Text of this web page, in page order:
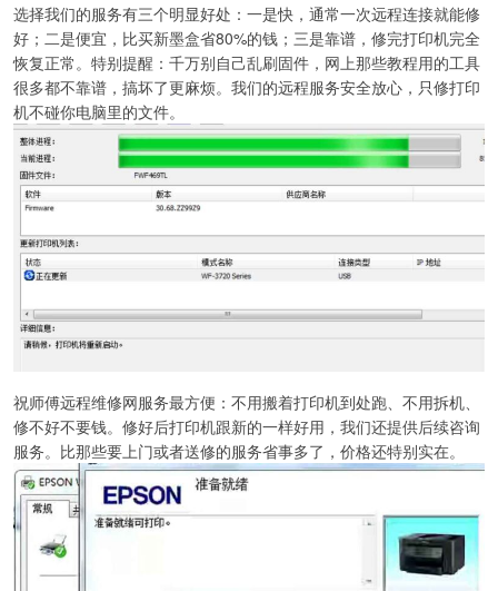
选择我们的服务有三个明显好处：一是快，通常一次远程连接就能修
好；二是便宜，比买新墨盒省80%的钱；三是靠谱，修完打印机完全
恢复正常。特别提醒：千万别自己乱刷固件，网上那些教程用的工具
很多都不靠谱，搞坏了更麻烦。我们的远程服务安全放心，只修打印
机不碰你电脑里的文件。
祝师傅远程维修网服务最方便：不用搬着打印机到处跑、不用拆机、
修不好不要钱。修好后打印机跟新的一样好用，我们还提供后续咨询
服务。比那些要上门或者送修的服务省事多了，价格还特别实在。